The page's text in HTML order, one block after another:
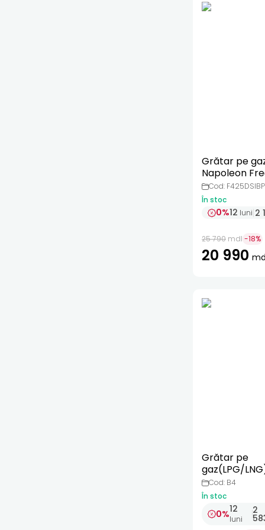
Grătar pe
Napoleon
Phantom
Cod:
În stoc
0%12 luni 2
25 790 mdl -18%
20 990
Grătar pe
gaz(LPG/
incorporabil
inoxidabil
Cod: B4
În stoc
0%12
luni
2